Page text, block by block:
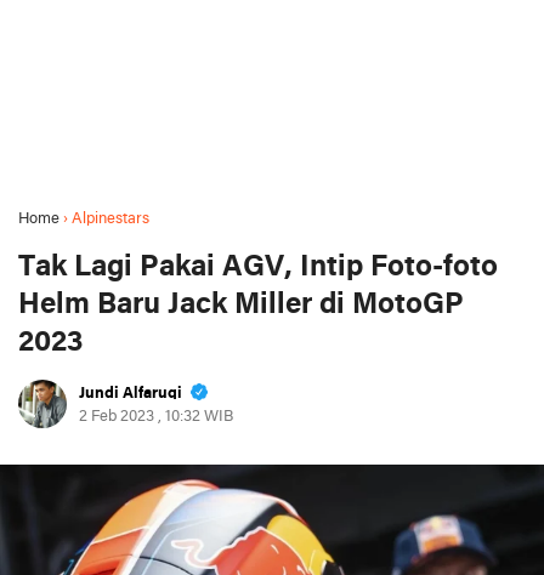
Home › Alpinestars
Tak Lagi Pakai AGV, Intip Foto-foto
Helm Baru Jack Miller di MotoGP
2023
Jundi Alfaruqi
2 Feb 2023 , 10:32 WIB